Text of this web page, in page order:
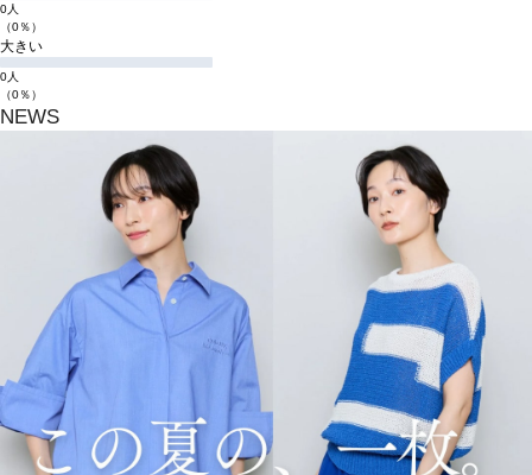
0人
（0％）
大きい
0人
（0％）
NEWS